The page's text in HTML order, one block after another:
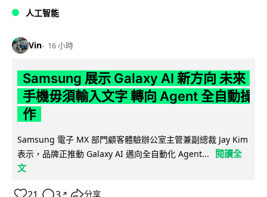
人工智能
Vin 16 小時
Samsung 展示 Galaxy AI 新方向 未來
手機毋須輸入文字 轉向 Agent 全自動操
作
Samsung 電子 MX 部門顧客體驗辦公室主管兼副總裁 Jay Kim
表示，品牌正推動 Galaxy AI 邁向全自動化 Agent...
閱讀全
文
↗ 分享